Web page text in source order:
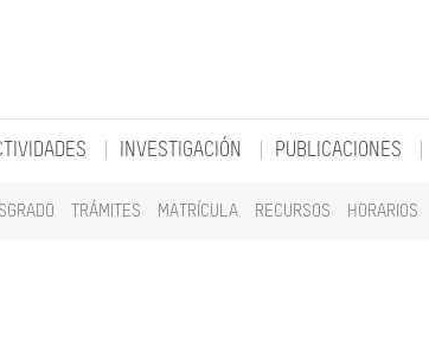
TRÁMITES MATRÍCULA RECURSOS HORARIOS
INVESTIGACIÓN PUBLICACIONES